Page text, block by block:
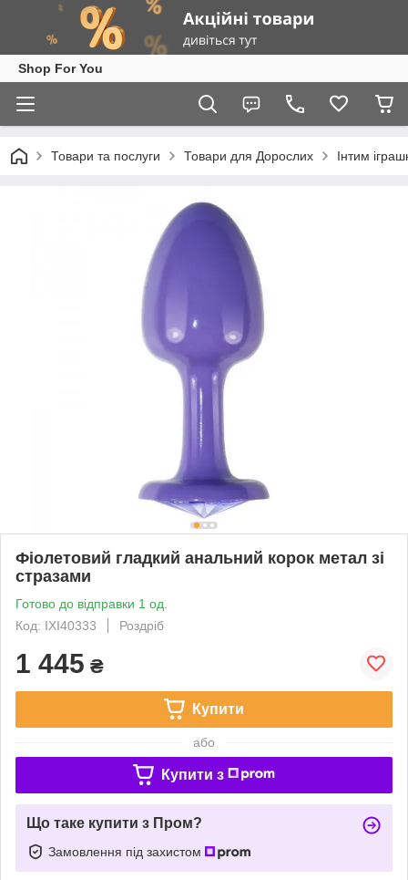
Shop For You
Товари та послуги Товари для Дорослих Інтим
Фіолетовий гладкий анальний корок метал зі
стразами
Готово до відправки 1 од.
Код: IXI40333
Роздріб
1 445 ₴
Купити
або
Купити з
Що таке купити з Пром?
Замовлення під захистом